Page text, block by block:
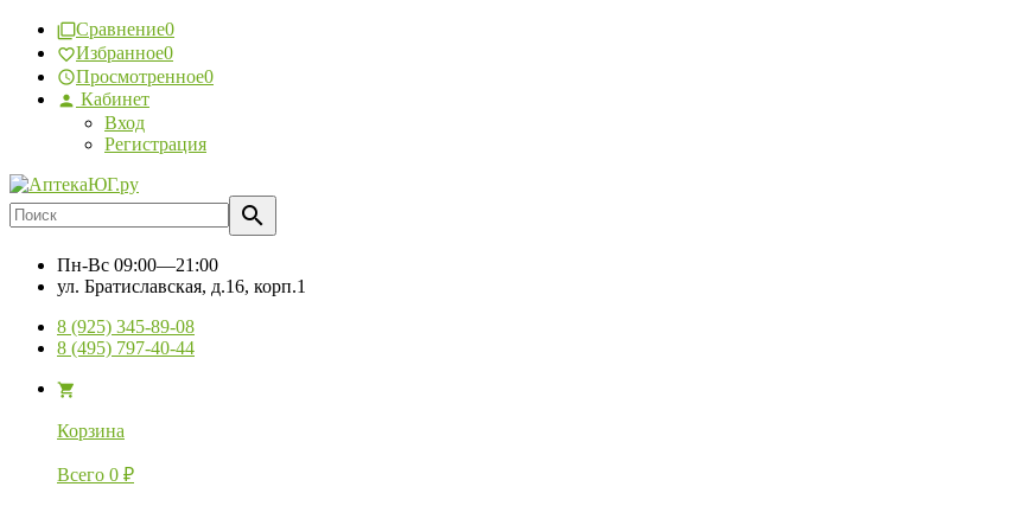
Сравнение0
Избранное0
Просмотренное0
Кабинет
Вход
Регистрация
Пн-Вс 09:00—21:00
ул. Братиславская, д.16, корп.1
8 (925) 345-89-08
8 (495) 797-40-44
Корзина
Всего 0 ₽